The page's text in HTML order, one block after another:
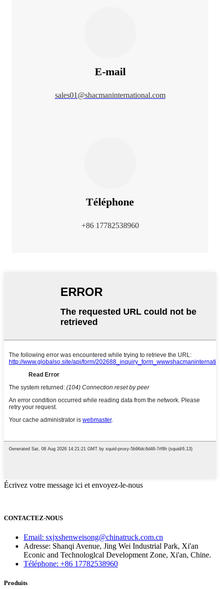
E-mail
sales01@shacmaninternational.com
Téléphone
+86 17782538960
Écrivez votre message ici et envoyez-le-nous
CONTACTEZ-NOUS
Email: sxjxshenweisong@chinatruck.com.cn
Adresse: Shanqi Avenue, Jing Wei Industrial Park, Xi'an
Econic and Technologlcal Development Zone, Xi'an, Chine.
Téléphone: +86 17782538960
Produits